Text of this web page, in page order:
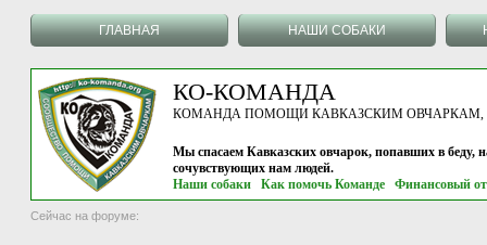
ГЛАВНАЯ НАШИ СОБАКИ
КО-КОМАНДА
КОМАНДА ПОМОЩИ КАВКАЗСКИМ ОВЧАРКАМ, г.
Мы спасаем Кавказских овчарок, попавших в беду,
сочувствующих нам людей.
Наши собаки
Как помочь Команде Финансовый
Сейчас на форуме: